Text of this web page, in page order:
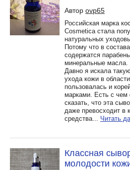
Автор ovp65
Российская марка
Cosmetica стала
натуральных
Потому что в
содержатся
минеральные масла.
Давно я искала
ухода кожи в
пользовалась и
марками. Есть с чем
сказать, что эта
даже превосходит в
средства... Читать
Классная
молодости